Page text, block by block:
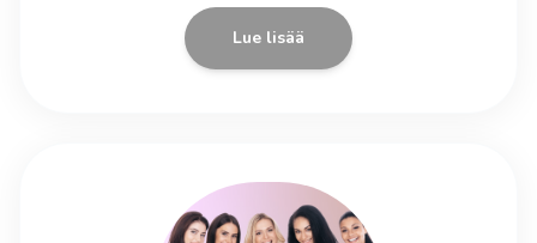
Lue lisää